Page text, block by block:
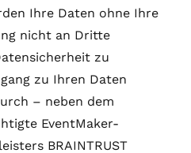
Ihre Daten ohne Ihre
nicht an Dritte
zu
zu Ihren Daten
– neben dem
EventMaker-
BRAINTRUST